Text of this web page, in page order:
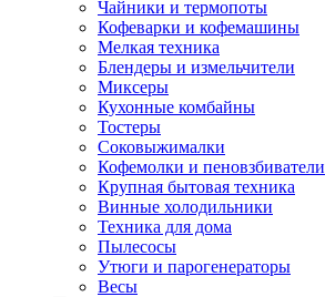
Чайники и термопоты
Кофеварки и кофемашины
Мелкая техника
Блендеры и измельчители
Миксеры
Кухонные комбайны
Тостеры
Соковыжималки
Кофемолки и пеновзбиватели
Крупная бытовая техника
Винные холодильники
Техника для дома
Пылесосы
Утюги и парогенераторы
Весы